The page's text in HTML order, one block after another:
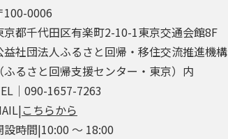
100-0006
京都千代田区有楽町2-10-1東京交通会館8F
益社団法人ふるさと回帰・移住交流推進機構
（ふるさと回帰支援センター・東京）内
1657-7263
こちらから
設時間|10:00 ～ 18:00